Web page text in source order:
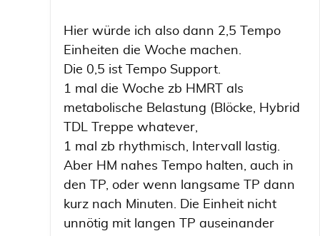
Hier würde ich also dann 2,5 Tempo
Einheiten die Woche machen.
Die 0,5 ist Tempo Support.
1 mal die Woche zb HMRT als
metabolische Belastung (Blöcke, Hybrid
TDL Treppe whatever,
1 mal zb rhythmisch, Intervall lastig.
Aber HM nahes Tempo halten, auch in
den TP, oder wenn langsame TP dann
kurz nach Minuten. Die Einheit nicht
unnötig mit langen TP auseinander